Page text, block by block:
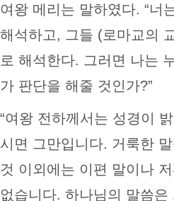
여왕 메리는 말하였다. “너
해석하고, 그들 (로마교의
로 해석한다. 그러면 나는
가 판단을 해줄 것인가?”
“여왕 전하께서는 성경이
시면 그만입니다. 거룩한
것 이외에는 이편 말이나
없습니다. 하나님의 말씀